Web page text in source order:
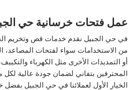
عمل فتحات خرسانية حي
في حي الجبيل نقدم خدمات قص وتخريم
من الاستخدامات سواء لفتحات المصاعد،
أو التمديدات الأخرى مثل الكهرباء
المحترفين بتفاني لضمان جودة عالية
الخيار الأول لعملائنا في حي الجبيل بفضل